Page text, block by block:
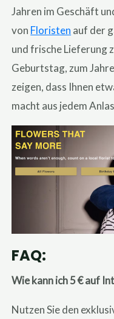
Jahren im Geschäft
von Floristen auf der
und frische Lieferung
Geburtstag, zum
zeigen, dass Ihnen
macht aus jedem
FAQ:
Wie kann ich 5 € auf
Nutzen Sie den